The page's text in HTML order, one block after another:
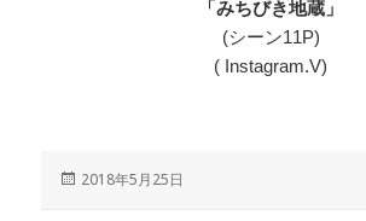
「みちびき地蔵」
(シーン11P)
( Instagram.V)
投
2018年5月25日